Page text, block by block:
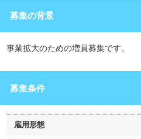
募集の背景
事業拡大のための増員募集です。
募集条件
雇用形態